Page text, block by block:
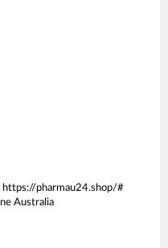
https://pharmau24.shop/#
Australia